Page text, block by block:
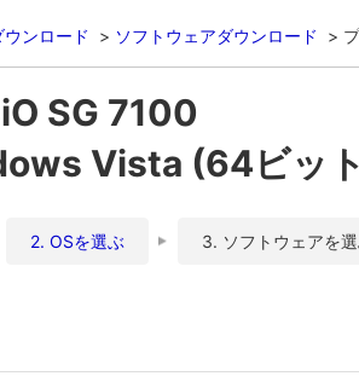
ンロード ソフトウェアダウンロード
SG 7100
Vista (64ビッ
2. OSを選ぶ 3. ソフトウェアを